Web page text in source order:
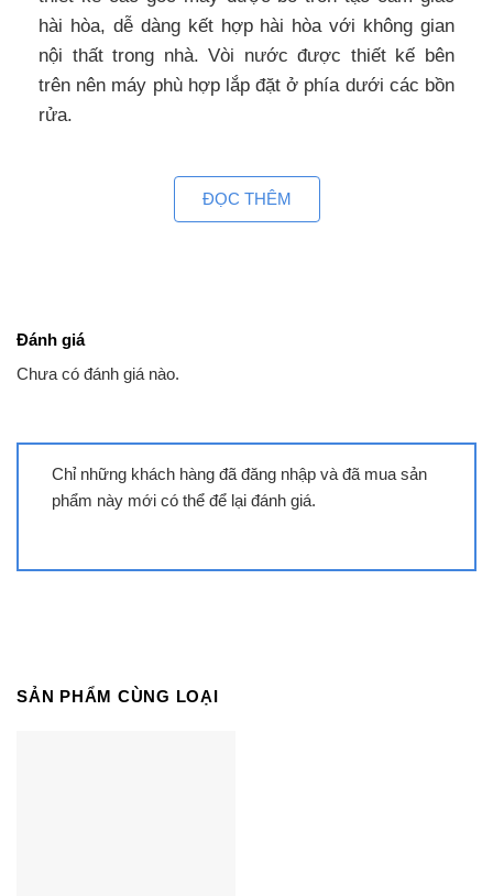
hài hòa, dễ dàng kết hợp hài hòa với không gian
nội thất trong nhà. Vòi nước được thiết kế bên
trên nên máy phù hợp lắp đặt ở phía dưới các bồn
rửa.
hợp với núm vặn vô cấp. Ngoài ra, với đèn báo
nước nóng sẵn sàng giúp người dùng có thể tiện
– Cơ chế làm nóng gián tiếp, nhiệt độ làm nóng tối
đa khoảng 75°C.
dụng nước nóng để rửa tay, rửa chén bát,…
men Titan bền bỉ, hạn chế rò rỉ trong quá trình sử
– Hệ thống an toàn đồng bộ TSS bao gồm:
ĐỌC THÊM
Đánh giá
Chưa có đánh giá nào.
Chỉ những khách hàng đã đăng nhập và đã mua sản
phẩm này mới có thể để lại đánh giá.
SẢN PHẨM CÙNG LOẠI